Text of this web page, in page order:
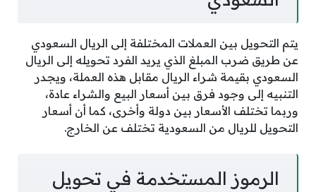
يتم التحويل بين العملات المختلفة إلى الريال السعودي
عن طريق ضرب المبلغ الذي يريد الفرد تحويله إلى الريال
السعودي بقيمة شراء الريال مقابل هذه العملة، ويجدر
التنبيه إلى وجود فرق بين أسعار البيع والشراء عادة،
وربما تختلف الأسعار بين دولة وأخرى، كما أن أسعار
التحويل للريال من السعودية تختلف عن الخارج.
الرموز المستخدمة في تحويل